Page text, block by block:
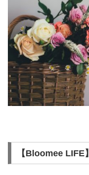
【Bloomee LIFE】